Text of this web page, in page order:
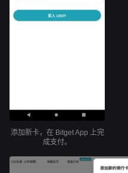
添加新卡，在 Bitget App 上完
成支付。